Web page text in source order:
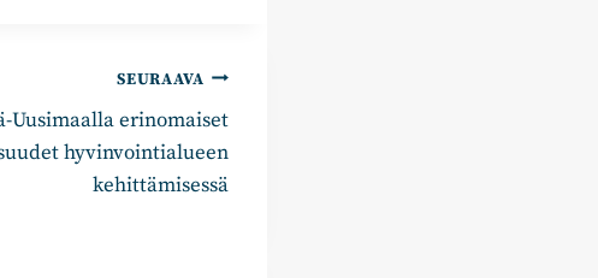
SEURAAVA
Uusimaalla erinomaiset
hyvinvointialueen
kehittämisessä